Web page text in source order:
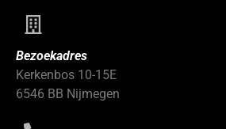
Bezoekadres
Kerkenbos 10-15E
6546 BB Nijmegen